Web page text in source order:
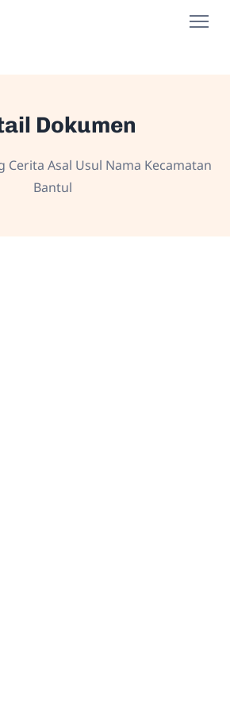
Dokumen
Cerita Asal Usul Nama Kecamatan
Bantul